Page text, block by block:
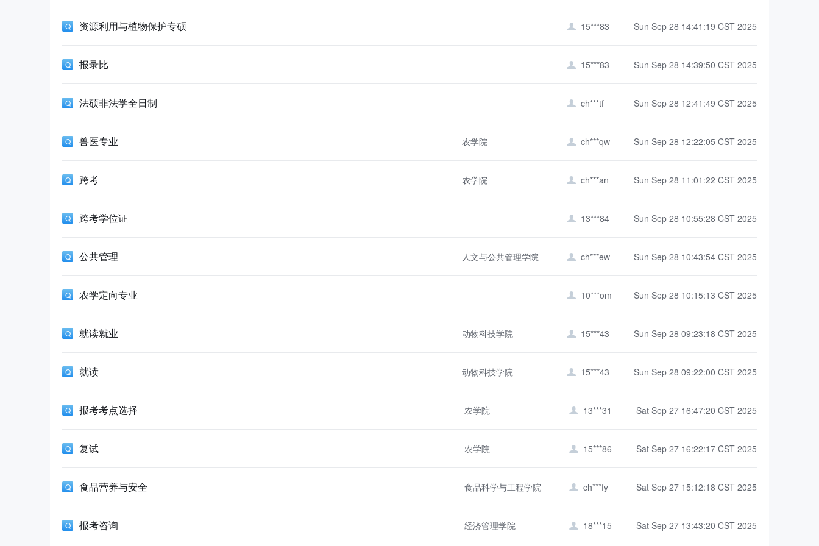
资源利用与植物保护专硕  15***83 Sun Sep 28 14:41:19 CST 2025
报录比  15***83 Sun Sep 28 14:39:50 CST 2025
法硕非法学全日制  ch***tf Sun Sep 28 12:41:49 CST 2025
兽医专业 农学院  ch***qw Sun Sep 28 12:22:05 CST 2025
跨考 农学院  ch***an Sun Sep 28 11:01:22 CST 2025
跨考学位证  13***84 Sun Sep 28 10:55:28 CST 2025
公共管理 人文与公共管理学院  ch***ew Sun Sep 28 10:43:54 CST 2025
农学定向专业  10***om Sun Sep 28 10:15:13 CST 2025
就读就业 动物科技学院  15***43 Sun Sep 28 09:23:18 CST 2025
就读 动物科技学院  15***43 Sun Sep 28 09:22:00 CST 2025
报考考点选择 农学院  13***31 Sat Sep 27 16:47:20 CST 2025
复试 农学院  15***86 Sat Sep 27 16:22:17 CST 2025
食品营养与安全 食品科学与工程学院  ch***fy Sat Sep 27 15:12:18 CST 2025
报考咨询 经济管理学院  18***15 Sat Sep 27 13:43:20 CST 2025